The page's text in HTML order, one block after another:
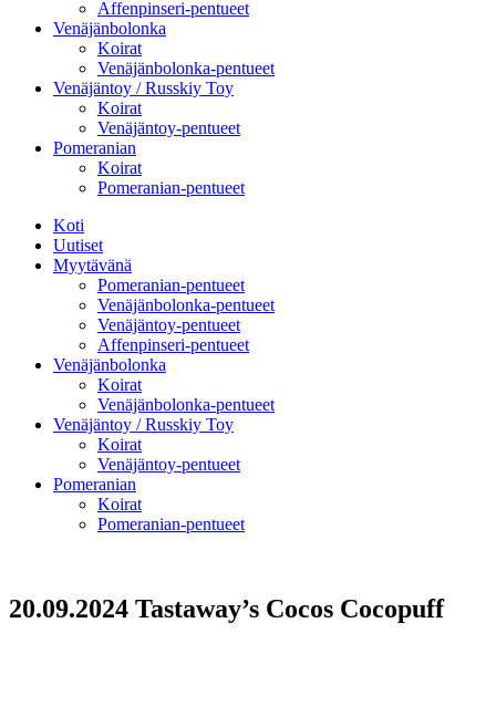
Affenpinseri-pentueet
Venäjänbolonka
Koirat
Venäjänbolonka-pentueet
Venäjäntoy / Russkiy Toy
Koirat
Venäjäntoy-pentueet
Pomeranian
Koirat
Pomeranian-pentueet
Koti
Uutiset
Myytävänä
Pomeranian-pentueet
Venäjänbolonka-pentueet
Venäjäntoy-pentueet
Affenpinseri-pentueet
Venäjänbolonka
Koirat
Venäjänbolonka-pentueet
Venäjäntoy / Russkiy Toy
Koirat
Venäjäntoy-pentueet
Pomeranian
Koirat
Pomeranian-pentueet
20.09.2024 Tastaway’s Cocos Cocopuff